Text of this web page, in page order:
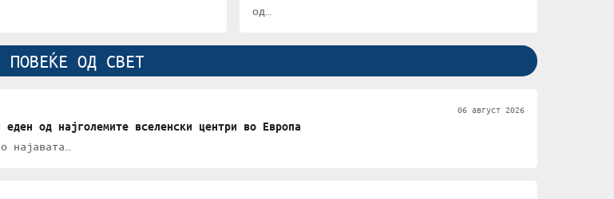
од…
ПОВЕЌЕ ОД СВЕТ
06 август 2026
од најголемите вселенски центри во Европа
најавата…